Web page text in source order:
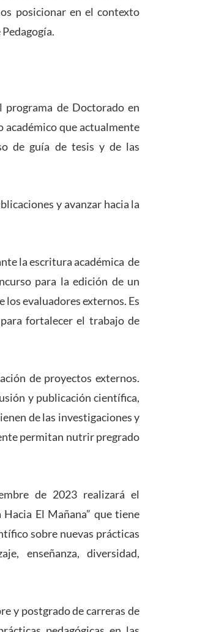
posicionar en el contexto
de Doctorado en
académico que actualmente
de guía de tesis y de las
y avanzar hacia la
la escritura académica de
para la edición de un
evaluadores externos. Es
fortalecer el trabajo de
de proyectos externos.
y publicación científica,
de las investigaciones y
permitan nutrir pregrado
de 2023 realizará el
El Mañana” que tiene
sobre nuevas prácticas
enseñanza, diversidad,
y postgrado de carreras de